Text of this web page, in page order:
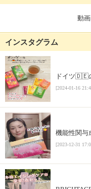
動
インスタグラム
ドイツ🇩🇪
[2024-01-16
機能性関与
[2023-12-31